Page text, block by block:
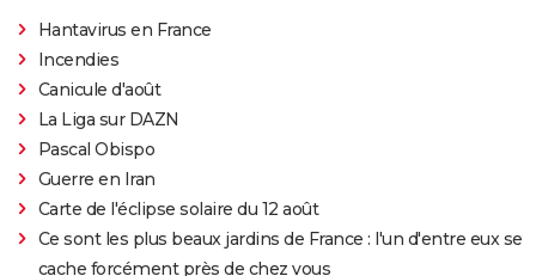
Hantavirus en France
Incendies
Canicule d'août
La Liga sur DAZN
Pascal Obispo
Guerre en Iran
Carte de l'éclipse solaire du 12 août
Ce sont les plus beaux jardins de France : l'un d'entre eux se
cache forcément près de chez vous